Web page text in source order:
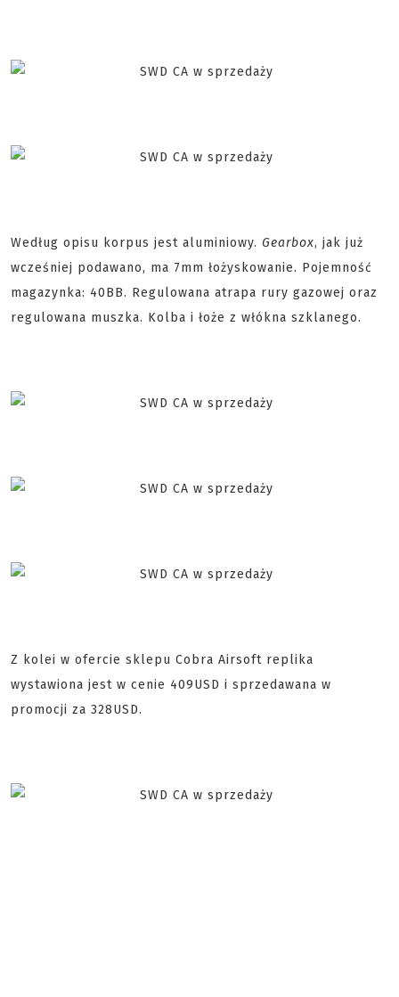
Według opisu korpus jest aluminiowy. Gearbox, jak już
wcześniej podawano, ma 7mm łożyskowanie. Pojemność
magazynka: 40BB. Regulowana atrapa rury gazowej oraz
regulowana muszka. Kolba i łoże z włókna szklanego.
Z kolei w ofercie sklepu Cobra Airsoft replika
wystawiona jest w cenie 409USD i sprzedawana w
promocji za 328USD.